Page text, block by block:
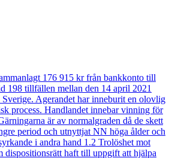
176 915 kr från bankkonto till
198 tillfällen mellan den 14 april 2021
Agerandet har inneburit en olovlig
process. Handlandet innebar vinning för
är av normalgraden då de skett
period och utnyttjat NN höga ålder och
i andra hand 1.2 Trolöshet mot
dispositionsrätt haft till uppgift att hjälpa